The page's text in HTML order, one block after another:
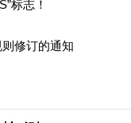
标志！
修订的通知